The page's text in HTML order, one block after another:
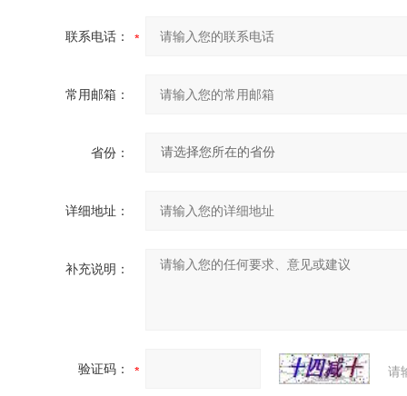
联系电话：
常用邮箱：
省份：
详细地址：
补充说明：
验证码： 请